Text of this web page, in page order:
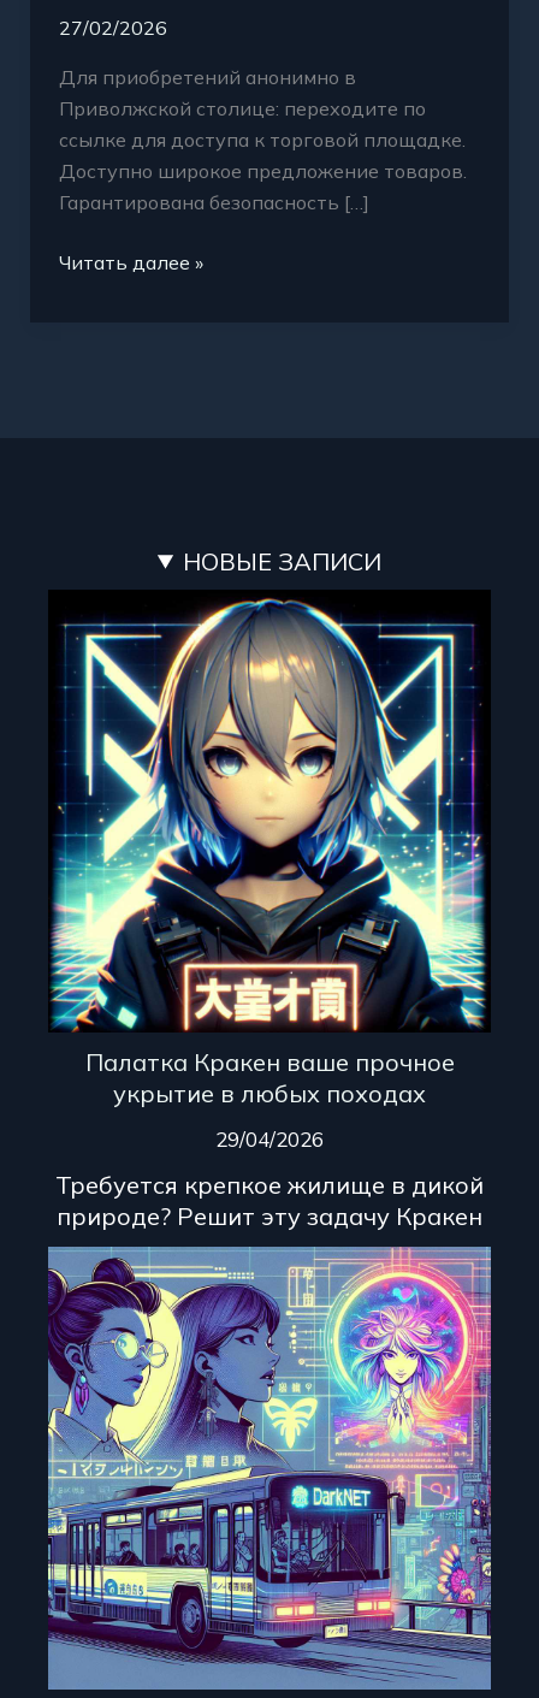
27/02/2026
Для приобретений анонимно в
Приволжской столице: переходите по
ссылке для доступа к торговой площадке.
Доступно широкое предложение товаров.
Гарантирована безопасность […]
Читать далее »
НОВЫЕ ЗАПИСИ
Палатка Кракен ваше прочное
укрытие в любых походах
29/04/2026
Требуется крепкое жилище в дикой
природе? Решит эту задачу Кракен